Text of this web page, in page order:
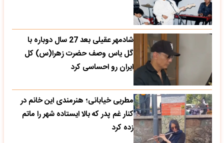
شادمهر عقیلی بعد 27 سال دوباره با
گل یاس وصف حضرت زهرا(س) کل
ایران رو احساسی کرد
مطربی خیابانی؛ هنرمندی این خانم در
کنار غم پدر که بالا ایستاده شهر را ماتم
زده کرد